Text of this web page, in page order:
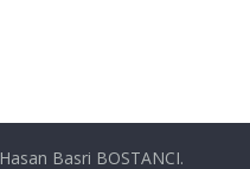
Hasan Basri BOSTANCI.